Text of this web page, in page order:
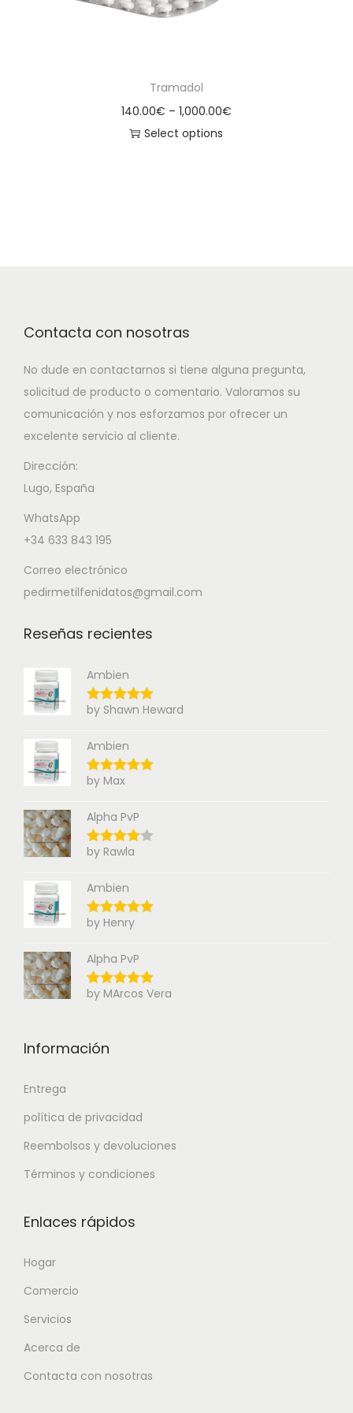
Tramadol
140.00€ – 1,000.00€
Select options
Contacta con nosotras
No dude en contactarnos si tiene alguna pregunta,
solicitud de producto o comentario. Valoramos su
comunicación y nos esforzamos por ofrecer un
excelente servicio al cliente.
Dirección:
Lugo, España
WhatsApp
+34 633 843 195
Correo electrónico
pedirmetilfenidatos@gmail.com
Reseñas recientes
Ambien
by Shawn Heward
Ambien
by Max
Alpha PvP
by Rawla
Ambien
by Henry
Alpha PvP
by MArcos Vera
Información
Entrega
política de privacidad
Reembolsos y devoluciones
Términos y condiciones
Enlaces rápidos
Hogar
Comercio
Servicios
Acerca de
Contacta con nosotras